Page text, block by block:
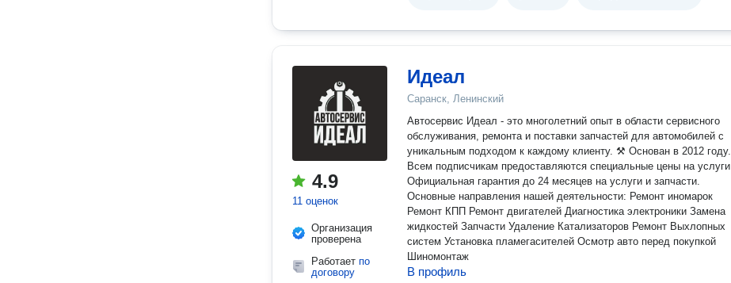
4.9
11 оценок
Организация
проверена
Работает по
договору
Идеал
Саранск, Ленинский
Автосервис Идеал - это многолетний опыт в области сервисного
обслуживания, ремонта и поставки запчастей для автомобилей с
уникальным подходом к каждому клиенту. ⚒ Основан в 2012 году.
Всем подписчикам предоставляются специальные цены на услуги
Официальная гарантия до 24 месяцев на услуги и запчасти.
Основные направления нашей деятельности: Ремонт иномарок
Ремонт КПП Ремонт двигателей Диагностика электроники Замена
жидкостей Запчасти Удаление Катализаторов Ремонт Выхлопных
систем Установка пламегасителей Осмотр авто перед покупкой
Шиномонтаж
В профиль